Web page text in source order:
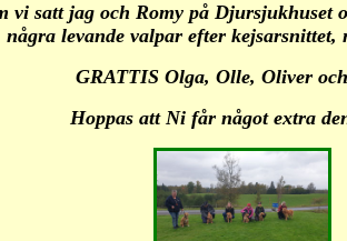
vi satt jag och Romy på Djursjukhuset
några levande valpar efter kejsarsnittet,
GRATTIS Olga, Olle, Oliver
Hoppas att Ni får något extra